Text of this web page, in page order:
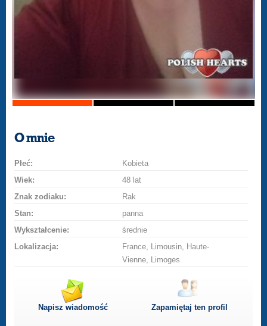
O mnie
Płeć:
Kobieta
Wiek:
48 lat
Znak zodiaku:
Rak
Stan:
panna
Wykształcenie:
średnie
Lokalizacja:
France, Limousin, Haute-
Vienne, Limoges
Napisz wiadomość Zapamiętaj ten profil